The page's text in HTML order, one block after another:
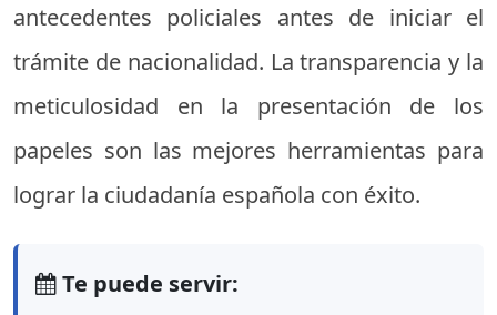
antecedentes policiales antes de iniciar el
trámite de nacionalidad. La transparencia y la
meticulosidad en la presentación de los
papeles son las mejores herramientas para
lograr la ciudadanía española con éxito.
Te puede servir: